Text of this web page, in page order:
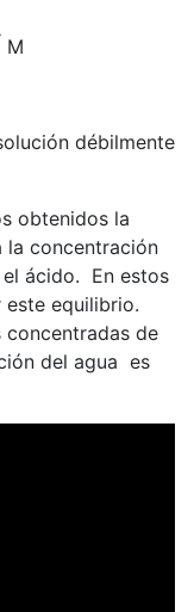
M
débilmente
obtenidos la
la concentración
ácido. En estos
equilibrio.
concentradas de
del agua es